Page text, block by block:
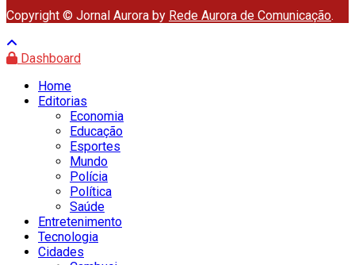
Copyright © Jornal Aurora by Rede Aurora de Comunicação.
Dashboard
Home
Editorias
Economia
Educação
Esportes
Mundo
Polícia
Política
Saúde
Entretenimento
Tecnologia
Cidades